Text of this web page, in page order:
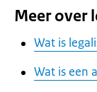
Meer over
Wat is
Wat is een